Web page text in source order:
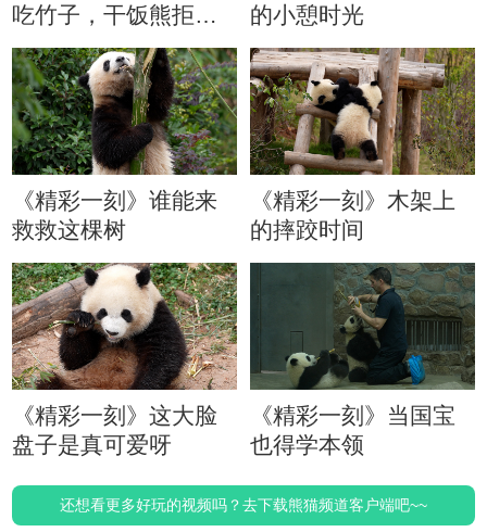
吃竹子，干饭熊拒绝
分心
的小憩时光
《精彩一刻》谁能来
救救这棵树
《精彩一刻》木架上
的摔跤时间
《精彩一刻》这大脸
盘子是真可爱呀
《精彩一刻》当国宝
也得学本领
还想看更多好玩的视频吗？去下载熊猫频道客户端吧~~